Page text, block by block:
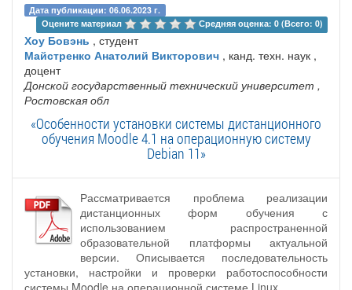
Дата публикации: 06.06.2023 г.
Оцените материал
Средняя оценка: 0 (Всего: 0)
Хоу Бовэнь , студент
Майстренко Анатолий Викторович , канд. техн. наук ,
доцент
Донской государственный технический университет ,
Ростовская обл
«Особенности установки системы дистанционного
обучения Moodle 4.1 на операционную систему
Debian 11»
Рассматривается проблема реализации
дистанционных форм обучения с
использованием распространенной
образовательной платформы актуальной
версии. Описывается последовательность
установки, настройки и проверки работоспособности
системы Moodle на операционной системе Linux.